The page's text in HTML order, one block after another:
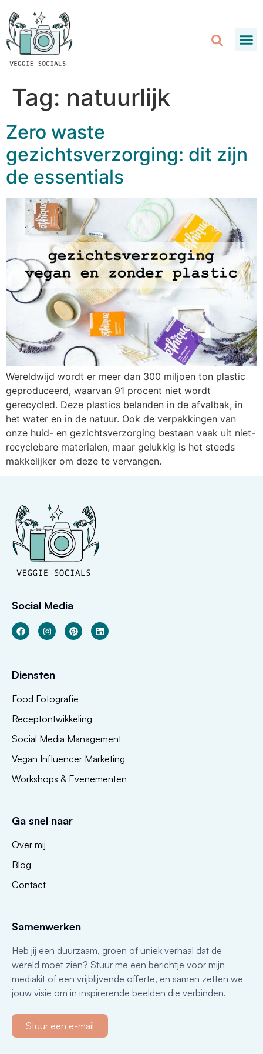
Tag: natuurlijk
Zero waste
gezichtsverzorging: dit zijn
de essentials
Wereldwijd wordt er meer dan 300 miljoen ton plastic
geproduceerd, waarvan 91 procent niet wordt
gerecycled. Deze plastics belanden in de afvalbak, in
het water en in de natuur. Ook de verpakkingen van
onze huid- en gezichtsverzorging bestaan vaak uit niet-
recyclebare materialen, maar gelukkig is het steeds
makkelijker om deze te vervangen.
Social Media
Diensten
Food Fotografie
Receptontwikkeling
Social Media Management
Vegan Influencer Marketing
Workshops & Evenementen
Ga snel naar
Over mij
Blog
Contact
Samenwerken
Heb jij een duurzaam, groen of uniek verhaal dat de
wereld moet zien? Stuur me een berichtje voor mijn
mediakit of een vrijblijvende offerte, en samen zetten we
jouw visie om in inspirerende beelden die verbinden.
Stuur een e-mail